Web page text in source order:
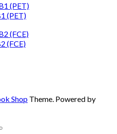
(PET)
(PET)
(FCE)
(FCE)
Shop Theme. Powered by